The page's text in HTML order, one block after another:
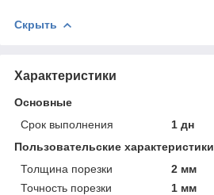
Скрыть
Характеристики
Основные
Срок выполнения
1 дн
Пользовательские характеристики
Толщина порезки
2 мм
Точность порезки
1 мм